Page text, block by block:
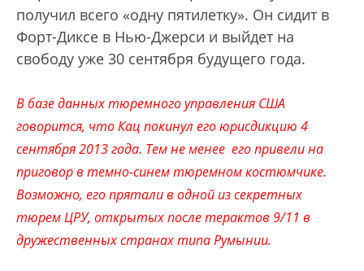
получил всего «одну пятилетку». Он сидит в
Форт-Диксе в Нью-Джерси и выйдет на
свободу уже 30 сентября будущего года.
В базе данных тюремного управления США
говорится, что Кац покинул его юрисдикцию 4
сентября 2013 года. Тем не менее его привели на
приговор в темно-синем тюремном костюмчике.
Возможно, его прятали в одной из секретных
тюрем ЦРУ, открытых после терактов 9/11 в
дружественных странах типа Румынии.